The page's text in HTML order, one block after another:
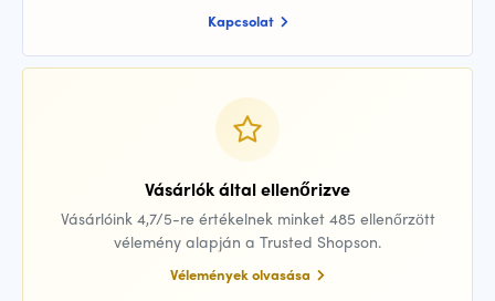
Kapcsolat
Vásárlók által ellenőrizve
Vásárlóink 4,7/5-re értékelnek minket 485 ellenőrzött
vélemény alapján a Trusted Shopson.
Vélemények olvasása